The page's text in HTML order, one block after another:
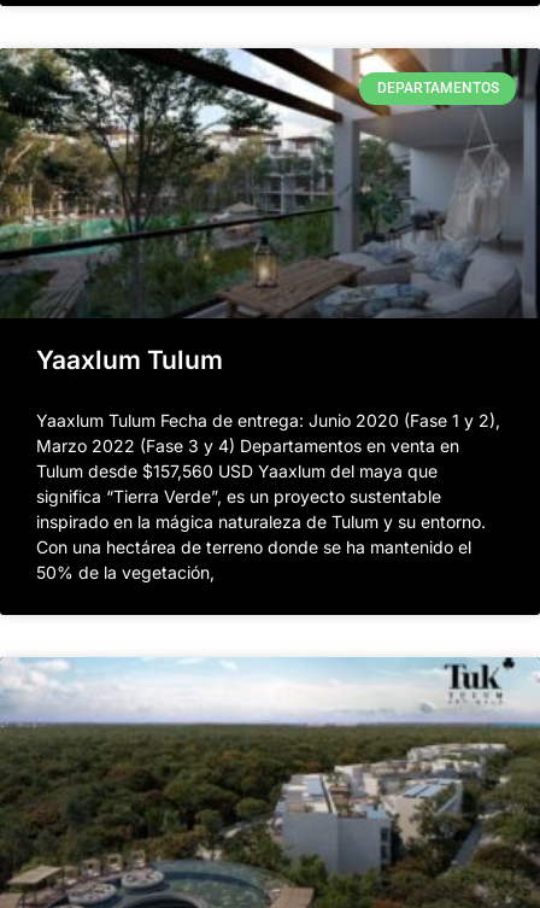
DEPARTAMENTOS
Yaaxlum Tulum
Yaaxlum Tulum Fecha de entrega: Junio 2020 (Fase 1 y 2),
Marzo 2022 (Fase 3 y 4) Departamentos en venta en
Tulum desde $157,560 USD Yaaxlum del maya que
significa “Tierra Verde”, es un proyecto sustentable
inspirado en la mágica naturaleza de Tulum y su entorno.
Con una hectárea de terreno donde se ha mantenido el
50% de la vegetación,